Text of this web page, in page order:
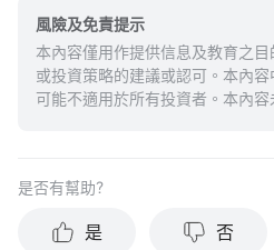
風險及免責提示
本內容僅用作提供信息及教育之
或投資策略的建議或認可。本內容
可能不適用於所有投資者。本內
結果。投資涉及風險和損失本金的
任何陳述或保證。
是否有幫助？
是 否